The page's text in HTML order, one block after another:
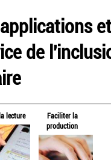
et
de
lecture
Faciliter la
production